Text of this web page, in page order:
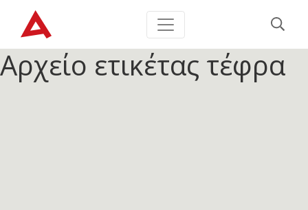
Αρχείο ετικέτας τέφρα